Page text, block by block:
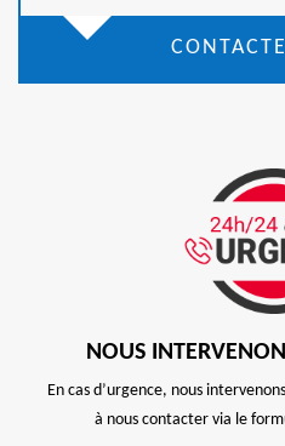
NOUS
En cas d’urgence, nous
à nous contacter via le